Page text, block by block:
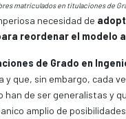
matriculados en titulaciones de
necesidad de
reordenar el modelo
de Grado en
que, sin embargo, cada
de ser generalistas y
amplio de